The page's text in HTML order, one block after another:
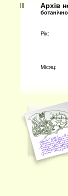
Архів
Рiк:
Мiсяц: